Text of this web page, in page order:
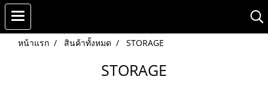
หน้าแรก สินค้าทั้งหมด STORAGE
STORAGE